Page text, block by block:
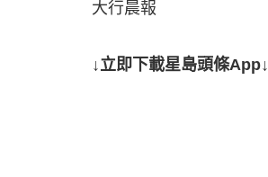
大行晨報
↓立即下載星島頭條App↓